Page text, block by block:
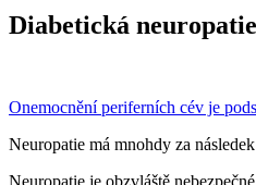
Diabetická neuropatie
Onemocnění periferních cév je
Neuropatie má mnohdy za